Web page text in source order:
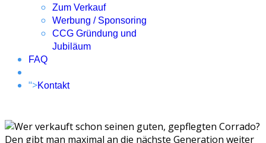
Zum Verkauf
Werbung / Sponsoring
CCG Gründung und
Jubiläum
FAQ
">Kontakt